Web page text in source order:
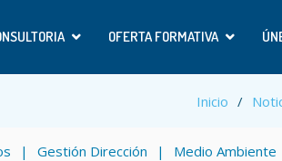
OFERTA FORMATIVA
Inicio
Gestión Dirección Medio Ambiente